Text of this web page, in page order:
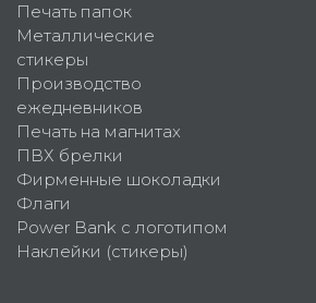
Печать папок
Металлические
стикеры
Производство
ежедневников
Печать на магнитах
ПВХ брелки
Фирменные шоколадки
Флаги
Power Bank с логотипом
Наклейки (стикеры)